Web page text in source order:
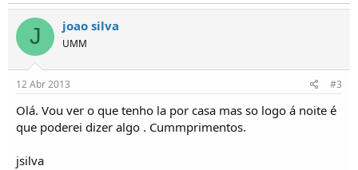
J joao silva
UMM
12 Abr 2013 #3
Olá. Vou ver o que tenho la por casa mas so logo á noite é
que poderei dizer algo . Cummprimentos.
jsilva